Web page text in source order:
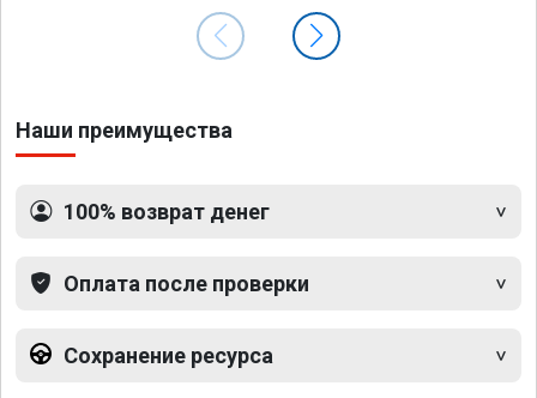
Наши преимущества
100% возврат денег
Оплата после проверки
Сохранение ресурса